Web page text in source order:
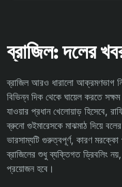
ব্রাজিল: দলের
ব্রাজিল আরও ধারালো আক্রমণভাগ
বিভিন্ন দিক থেকে ঘায়েল করতে
যাওয়ার প্রধান খেলোয়াড় হিসেবে,
ব্রুনো গুইমারেসকে মাঝমাঠ দিয়ে
ভারসাম্যটি গুরুত্বপূর্ণ, কারণ
ব্রাজিলের শুধু ব্যক্তিগত ড্রিবলিং
প্রয়োজন হবে।